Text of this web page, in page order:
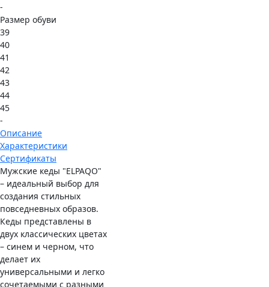
-
Размер обуви
39
40
41
42
43
44
45
-
Описание
Характеристики
Сертификаты
Мужские кеды "ELPAQO"
– идеальный выбор для
создания стильных
повседневных образов.
Кеды представлены в
двух классических цветах
– синем и черном, что
делает их
универсальными и легко
сочетаемыми с разными